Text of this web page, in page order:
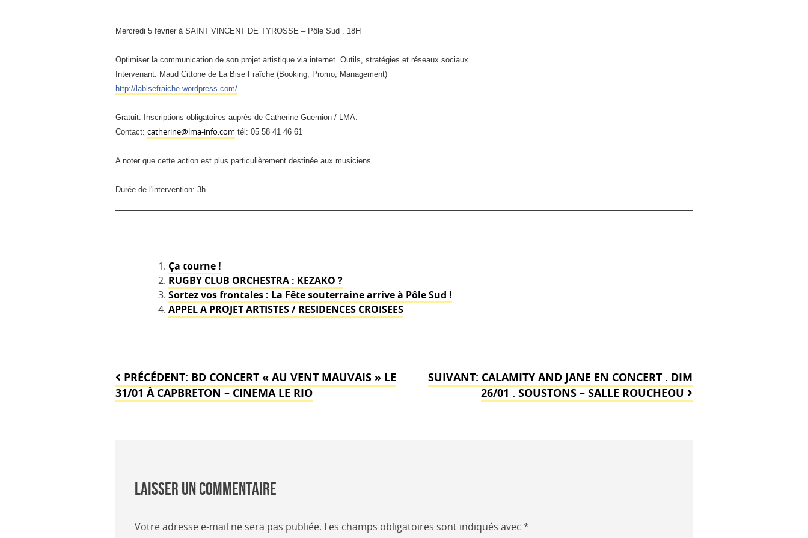
Mercredi 5 février à SAINT VINCENT DE TYROSSE – Pôle Sud . 18H
Optimiser la communication de son projet artistique via internet. Outils, stratégies et réseaux sociaux.
Intervenant: Maud Cittone de La Bise Fraîche (Booking, Promo, Management)
http:// labisefraiche.wordpress.com/
Gratuit. Inscriptions obligatoires auprès de Catherine Guernion / LMA.
Contact: catherine@lma-info.com tél: 05 58 41 46 61
A noter que cette action est plus particulièrement destinée aux musiciens.
Durée de l'intervention: 3h.
Ça tourne !
RUGBY CLUB ORCHESTRA : KEZAKO ?
Sortez vos frontales : La Fête souterraine arrive à Pôle Sud !
APPEL A PROJET ARTISTES / RESIDENCES CROISEES
Navigation
de
PRÉCÉDENT: BD CONCERT « AU VENT MAUVAIS » LE
31/01 À CAPBRETON – CINEMA LE RIO
SUIVANT: CALAMITY AND JANE EN CONCERT . DIM
26/01 . SOUSTONS – SALLE ROUCHEOU
Laisser un commentaire
Votre adresse e-mail ne sera pas publiée. Les champs obligatoires sont indiqués avec *